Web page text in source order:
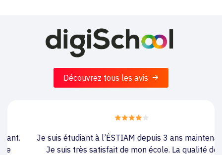
Découvrez tous les avis
Je suis étudiant à l’ÉSTIAM depuis 3 ans maintenant.
Je suis très satisfait de mon école. La qualité de